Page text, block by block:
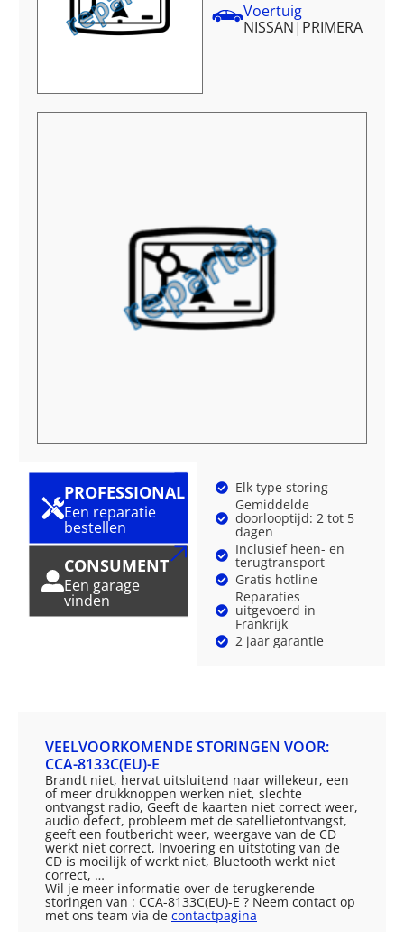
Voertuig
NISSAN| PRIMERA
PROFESSIONAL
Een reparatie
bestellen
CONSUMENT
Een garage
vinden
Elk type storing
Gemiddelde
doorlooptijd: 2 tot 5
dagen
Inclusief heen- en
terugtransport
Gratis hotline
Reparaties
uitgevoerd in
Frankrijk
2 jaar garantie
VEELVOORKOMENDE STORINGEN VOOR:
CCA-8133C(EU)-E
Brandt niet, hervat uitsluitend naar willekeur, een
of meer drukknoppen werken niet, slechte
ontvangst radio, Geeft de kaarten niet correct weer,
audio defect, probleem met de satellietontvangst,
geeft een foutbericht weer, weergave van de CD
werkt niet correct, Invoering en uitstoting van de
CD is moeilijk of werkt niet, Bluetooth werkt niet
correct, …
Wil je meer informatie over de terugkerende
storingen van : CCA-8133C(EU)-E ? Neem contact op
met ons team via de contactpagina